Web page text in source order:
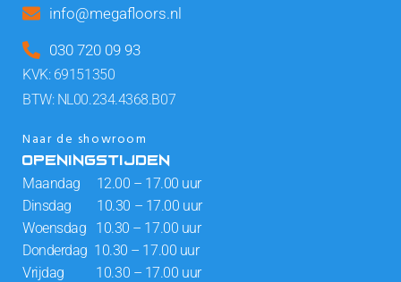
info@megafloors.nl
030 720 09 93
KVK: 69151350
BTW: NL00.234.4368.B07
Naar de showroom
OPENINGSTIJDEN
Maandag 12.00 – 17.00 uur
Dinsdag 10.30 – 17.00 uur
Woensdag 10.30 – 17.00 uur
Donderdag 10.30 – 17.00 uur
Vrijdag 10.30 – 17.00 uur